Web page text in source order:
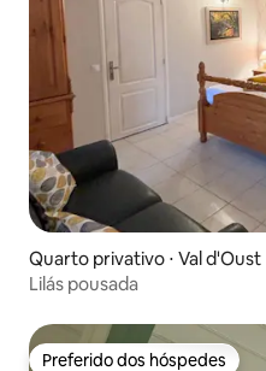
Quarto privativo ⋅ Val d'Oust
Lilás pousada
Preferido dos hóspedes